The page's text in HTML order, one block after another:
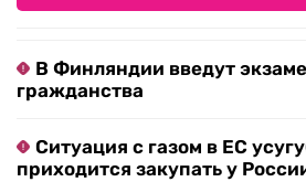
В Финляндии введут
гражданства
Ситуация с газом в ЕС
приходится закупать у